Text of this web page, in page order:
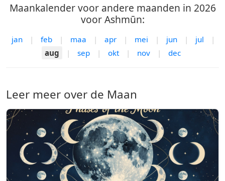
Maankalender voor andere maanden in 2026
voor Ashmūn:
jan | feb | maa | apr | mei | jun | jul
|
aug
| sep | okt | nov | dec
Leer meer over de Maan